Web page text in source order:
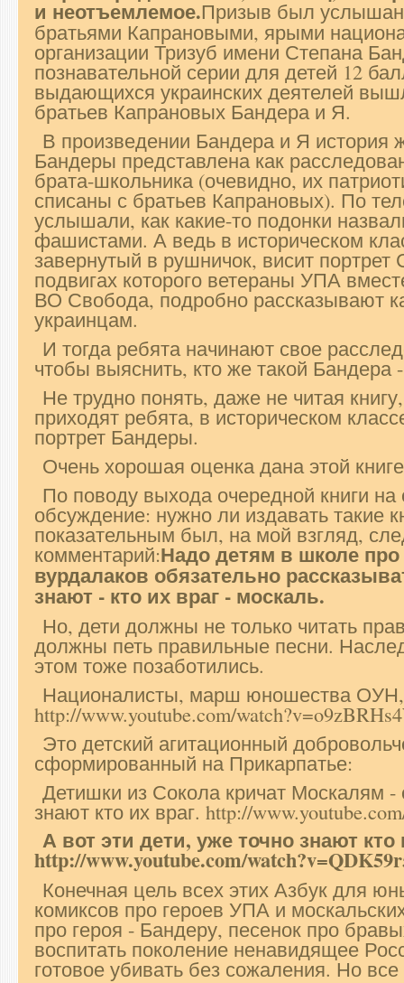
и неотъемлемое.Призыв был
братьями Капрановыми, ярыми
организации Тризуб имени Степана
познавательной серии для детей 12
выдающихся украинских деятелей
братьев Капрановых Бандера и Я.
В произведении Бандера и Я история
Бандеры представлена как
брата-школьника (очевидно, их
списаны с братьев Капрановых). По
услышали, как какие-то подонки
фашистами. А ведь в историческом
завернутый в рушничок, висит
подвигах которого ветераны УПА
ВО Свобода, подробно рассказывают
украинцам.
И тогда ребята начинают свое
чтобы выяснить, кто же такой Бандера
Не трудно понять, даже не читая
приходят ребята, в историческом
портрет Бандеры.
Очень хорошая оценка дана этой
По поводу выхода очередной книги
обсуждение: нужно ли издавать такие
показательным был, на мой взгляд,
комментарий:Надо детям в школе
вурдалаков обязательно
знают - кто их враг - москаль.
Но, дети должны не только читать
должны петь правильные песни.
этом тоже позаботились.
Националисты, марш юношества ОУН,
http://www.youtube.com/
Это детский агитационный
сформированный на Прикарпатье:
Детишки из Сокола кричат Москалям -
знают кто их враг. http://
А вот эти дети, уже точно знают кто
http://www.youtube.com/
Конечная цель всех этих Азбук для
комиксов про героев УПА и
про героя - Бандеру, песенок про
воспитать поколение ненавидящее
готовое убивать без сожаления. Но